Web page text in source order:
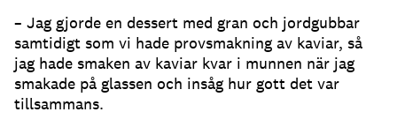
– Jag gjorde en dessert med gran och jordgubbar
samtidigt som vi hade provsmakning av kaviar, så
jag hade smaken av kaviar kvar i munnen när jag
smakade på glassen och insåg hur gott det var
tillsammans.